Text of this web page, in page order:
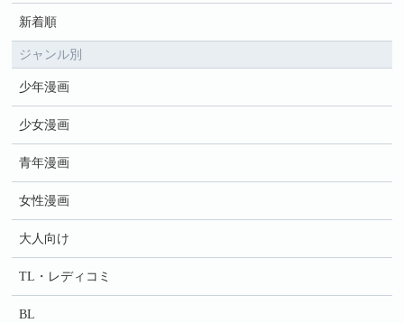
新着順
ジャンル別
少年漫画
少女漫画
青年漫画
女性漫画
大人向け
TL・レディコミ
BL